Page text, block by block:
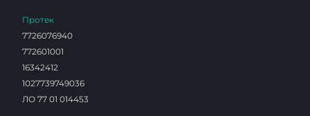
Протек
7726076940
772601001
16342412
1027739749036
ЛО 77 01 014453